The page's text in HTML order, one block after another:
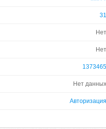
31
Нет
Нет
1373465
Нет данных
Авторизация